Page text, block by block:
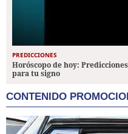
PREDICCIONES
Horóscopo de hoy:
para tu signo
CONTENIDO